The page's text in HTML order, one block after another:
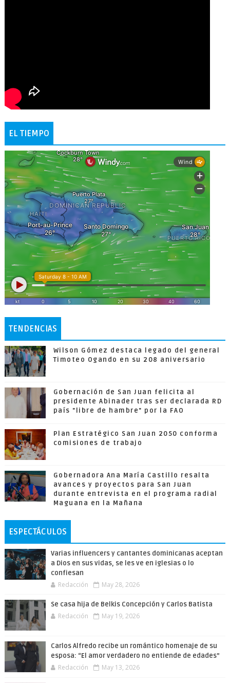
EL TIEMPO
TENDENCIAS
Wilson Gómez destaca legado del general
Timoteo Ogando en su 208 aniversario
Gobernación de San Juan felicita al
presidente Abinader tras ser declarada RD
país "libre de hambre" por la FAO
Plan Estratégico San Juan 2050 conforma
comisiones de trabajo
Gobernadora Ana María Castillo resalta
avances y proyectos para San Juan
durante entrevista en el programa radial
Maguana en la Mañana
ESPECTÁCULOS
Varias influencers y cantantes dominicanas aceptan
a Dios en sus vidas, se les ve en iglesias o lo
confiesan
Redacción May 28, 2026
Se casa hija de Belkis Concepción y Carlos Batista
Redacción May 19, 2026
Carlos Alfredo recibe un romántico homenaje de su
esposa: “El amor verdadero no entiende de edades”
Redacción May 13, 2026